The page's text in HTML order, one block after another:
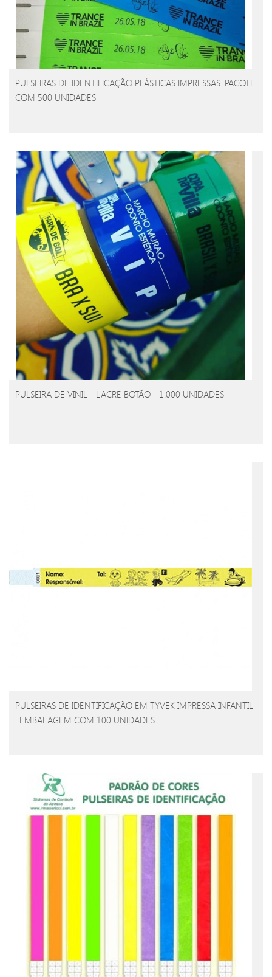
PULSEIRAS DE IDENTIFICAÇÃO PLÁSTICAS IMPRESSAS. PACOTE
COM 500 UNIDADES
PULSEIRA DE VINIL - LACRE BOTÃO - 1.000 UNIDADES
PULSEIRAS DE IDENTIFICAÇÃO EM TYVEK IMPRESSA INFANTIL
. EMBALAGEM COM 100 UNIDADES.